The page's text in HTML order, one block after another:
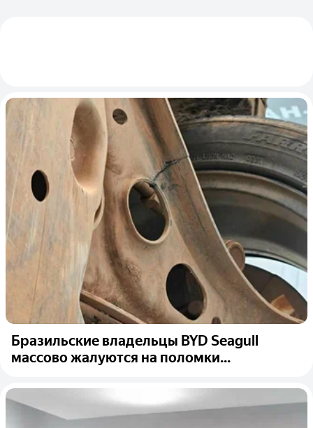
Бразильские владельцы BYD Seagull
массово жалуются на поломки...